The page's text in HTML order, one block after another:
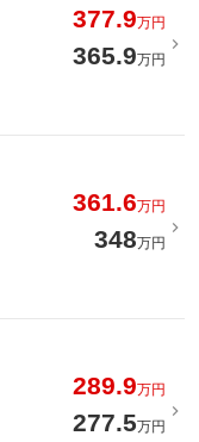
377.9万円
365.9万円
361.6万円
348万円
289.9万円
277.5万円